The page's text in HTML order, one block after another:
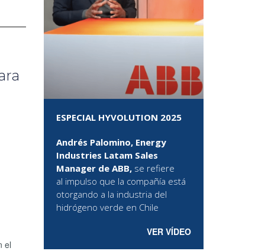
el
ESPECIAL HYVOLUTION 2025
Andrés Palomino, Energy
Industries Latam Sales
Manager de ABB, se refiere
al impulso que la compañía está
otorgando a la industria del
hidrógeno verde en Chile
VER VÍDEO